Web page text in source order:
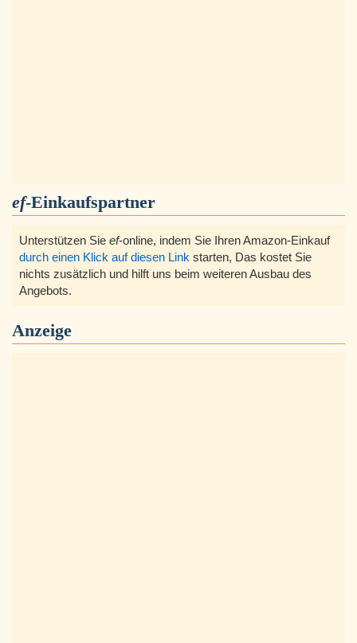
ef-Einkaufspartner
Unterstützen Sie ef-online, indem Sie Ihren Amazon-Einkauf
durch einen Klick auf diesen Link starten, Das kostet Sie
nichts zusätzlich und hilft uns beim weiteren Ausbau des
Angebots.
Anzeige